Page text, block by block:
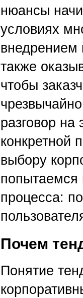
нюансы
условиях
также
чтобы
разговор
конкретной
выбору
попытаемся
процесса:
Почем
Понятие